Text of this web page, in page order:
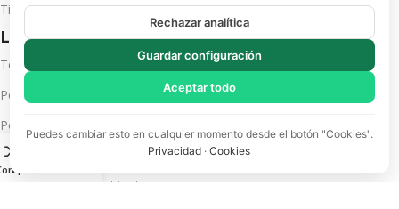
Tiempo y cobertura de envíos
Legales
Términos y condiciones
Política de privacidad
Política de cambios y devoluciones
Política de pago en cuotas
Política de servicio técnico
Lista de deseos
mejorar la experiencia. Incluye Google Analytics 4, Google Tag
Manager y Meta Pixel.
Rechazar analítica
Guardar configuración
Aceptar todo
Puedes cambiar esto en cualquier momento desde el botón "Cookies".
Privacidad ·Cookies